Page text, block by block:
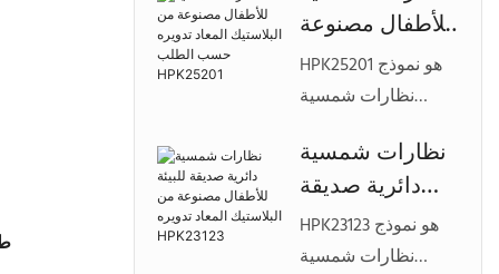
للأطفال مصنوعة
من البلاستيك
المعاد تدويره
HPK25201
HPK25201 هو نموذج
نظارات شمسية
مصنوع من مواد
بلاستيكية معاد
تدويرها، مصمم
لعلامات تجارية
نظارات شمسية
دائرية صديقة
للبيئة للأطفال
مصنوعة من
HPK23123 هو نموذج
نظارات شمسية